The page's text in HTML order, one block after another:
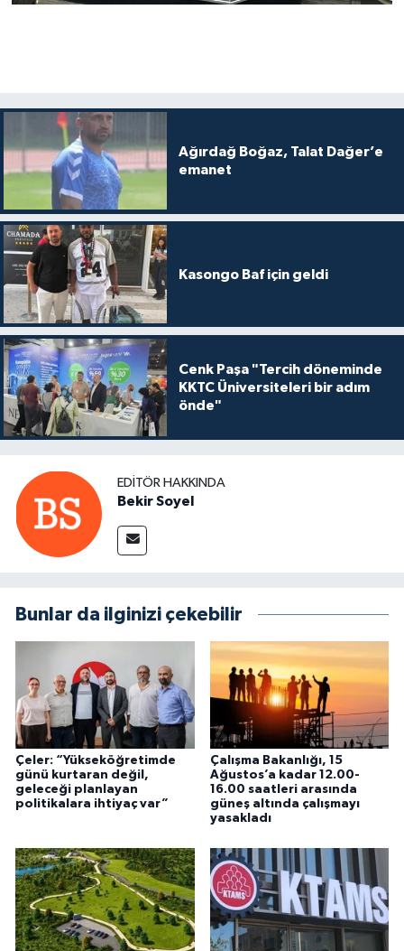
Ağırdağ Boğaz, Talat Dağer’e
emanet
Kasongo Baf için geldi
Cenk Paşa "Tercih döneminde
KKTC Üniversiteleri bir adım
önde"
EDITÖR HAKKINDA
Bekir Soyel
Bunlar da ilginizi çekebilir
Çeler: “Yükseköğretimde
günü kurtaran değil,
geleceği planlayan
politikalara ihtiyaç var”
Çalışma Bakanlığı, 15
Ağustos’a kadar 12.00-
16.00 saatleri arasında
güneş altında çalışmayı
yasakladı